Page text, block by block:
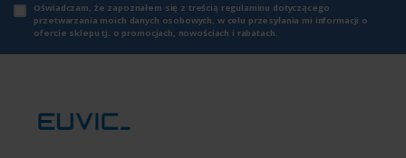
Oświadczam, że zapoznałem się z treścią regulaminu dotyczącego
przetwarzania moich danych osobowych, w celu przesyłania mi informacji o
ofercie sklepu tj. o promocjach, nowościach i rabatach.